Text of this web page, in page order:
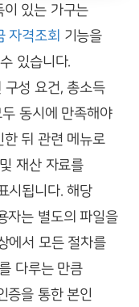
이 있는 가구는
자격조회 기능을
있습니다.
구성 요건, 총소득
동시에 만족해야
뒤 관련 메뉴로
재산 자료를
시됩니다. 해당
자는 별도의 파일을
에서 모든 절차를
다루는 만큼
증을 통한 본인